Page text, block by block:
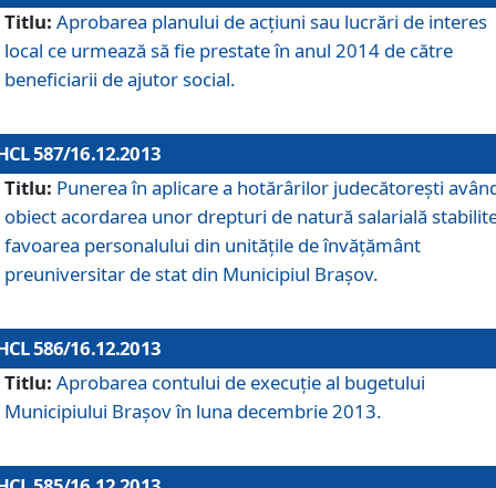
Titlu: Aprobarea planului de acţiuni sau lucrări de interes
local ce urmează să fie prestate în anul 2014 de către
beneficiarii de ajutor social.
587/16.12.2013
Titlu: Punerea în aplicare a hotărârilor judecătoreşti
obiect acordarea unor drepturi de natură salarială
favoarea personalului din unităţile de învăţământ
preuniversitar de stat din Municipiul Braşov.
586/16.12.2013
Titlu: Aprobarea contului de execuţie al bugetului
Municipiului Braşov în luna decembrie 2013.